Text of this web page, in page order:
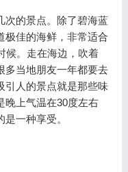
次的景点。除了碧海蓝
极佳的海鲜，非常适合
候。走在海边，吹着
多当地朋友一年都要去
引人的景点就是那些味
晚上气温在30度左右
一种享受。